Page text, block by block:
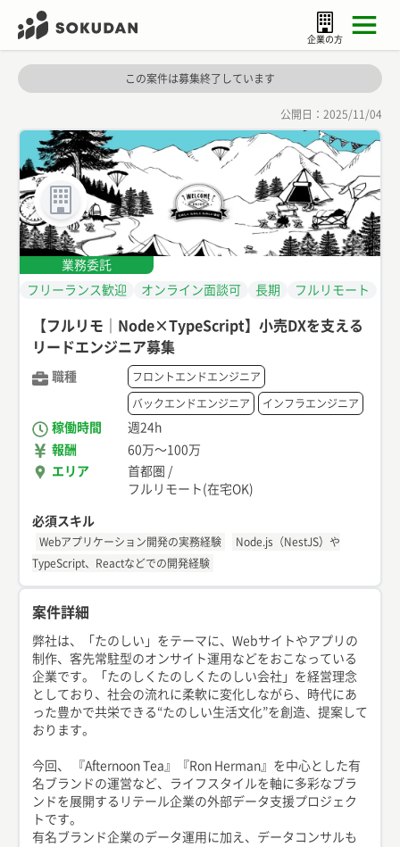
企業の方
この案件は募集終了しています
公開日： 2025/11/04
業務委託
フリーランス歓迎
オンライン面談可 長期 フルリモート
【フルリモ｜Node×TypeScript】小売DXを支える
リードエンジニア募集
職種 フロントエンドエンジニア
バックエンドエンジニア インフラエンジニア
稼働時間
週24h
報酬
60万〜100万
エリア
首都圏 /
フルリモート(在宅OK)
必須スキル
Webアプリケーション開発の実務経験
Node.js（NestJS）や
TypeScript、Reactなどでの開発経験
案件詳細
弊社は、「たのしい」をテーマに、Webサイトやアプリの
制作、客先常駐型のオンサイト運用などをおこなっている
企業です。「たのしくたのしくたのしい会社」を経営理念
としており、社会の流れに柔軟に変化しながら、時代にあ
った豊かで共栄できる“たのしい生活文化”を創造、提案して
おります。
今回、 『Afternoon Tea』『Ron Herman』を中心とした有
名ブランドの運営など、ライフスタイルを軸に多彩なブラ
ンドを展開するリテール企業の外部データ支援プロジェク
トです。
有名ブランド企業のデータ運用に加え、データコンサルも